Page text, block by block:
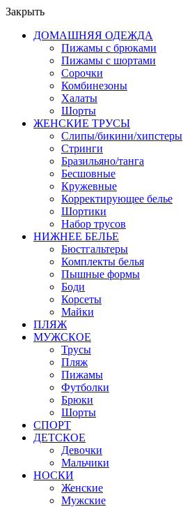
Закрыть
ДОМАШНЯЯ ОДЕЖДА
Пижамы с брюками
Пижамы с шортами
Сорочки
Комбинезоны
Халаты
Шорты
ЖЕНСКИЕ ТРУСЫ
Слипы/бикини/хипстеры
Стринги
Бразильяно/танга
Бесшовные
Кружевные
Корректирующее белье
Шортики
Набор трусов
НИЖНЕЕ БЕЛЬЕ
Бюстгальтеры
Комплекты белья
Пышные формы
Боди
Корсеты
Майки
ПЛЯЖ
МУЖСКОЕ
Трусы
Пляж
Пижамы
Футболки
Брюки
Шорты
СПОРТ
ДЕТСКОЕ
Девочки
Мальчики
НОСКИ
Женские
Мужские